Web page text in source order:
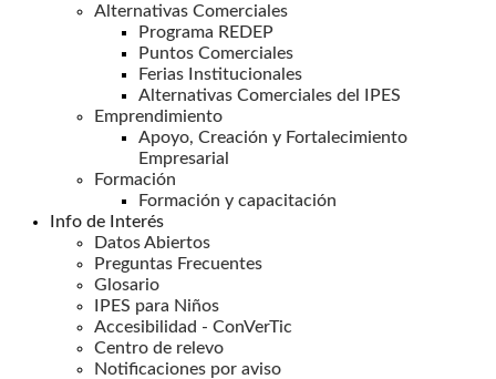
Alternativas Comerciales
Programa REDEP
Puntos Comerciales
Ferias Institucionales
Alternativas Comerciales del IPES
Emprendimiento
Apoyo, Creación y Fortalecimiento
Empresarial
Formación
Formación y capacitación
Info de Interés
Datos Abiertos
Preguntas Frecuentes
Glosario
IPES para Niños
Accesibilidad - ConVerTic
Centro de relevo
Notificaciones por aviso